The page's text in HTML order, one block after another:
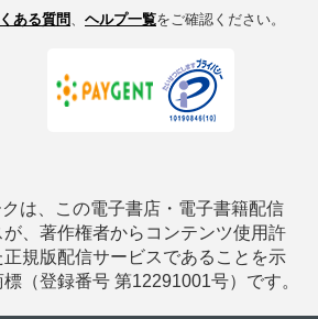
ある質問、 ヘルプ一覧をご確認ください。
は、この電子書店・電子書籍配信
が、著作権者からコンテンツ使用許
正規版配信サービスであることを示
（登録番号 第12291001号）です。